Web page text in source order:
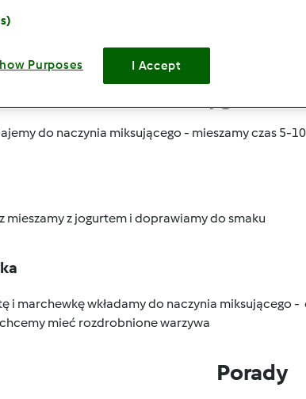
do naczynia miksującego - mieszamy czas 5-
mieszamy z jogurtem i doprawiamy do smaku
i marchewkę wkładamy do naczynia miksującego -
mieć rozdrobnione warzywa
Porady
Purposes I Accept